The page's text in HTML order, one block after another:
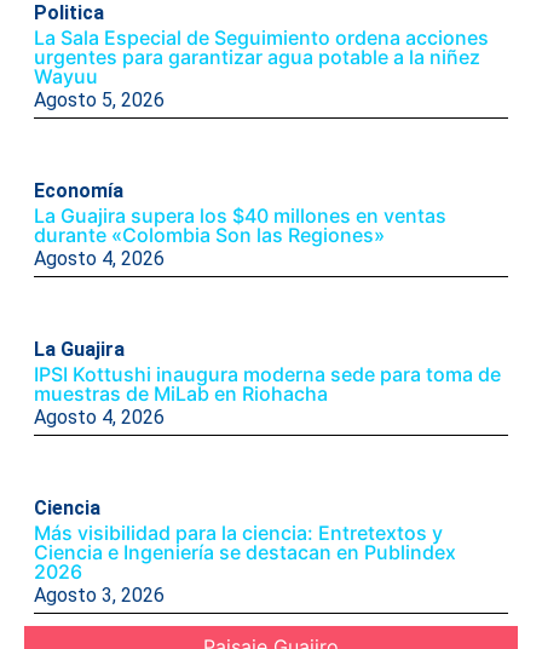
Politica
La Sala Especial de Seguimiento ordena acciones
urgentes para garantizar agua potable a la niñez
Wayuu
Agosto 5, 2026
Economía
La Guajira supera los $40 millones en ventas
durante «Colombia Son las Regiones»
Agosto 4, 2026
La Guajira
IPSI Kottushi inaugura moderna sede para toma de
muestras de MiLab en Riohacha
Agosto 4, 2026
Ciencia
Más visibilidad para la ciencia: Entretextos y
Ciencia e Ingeniería se destacan en Publindex
2026
Agosto 3, 2026